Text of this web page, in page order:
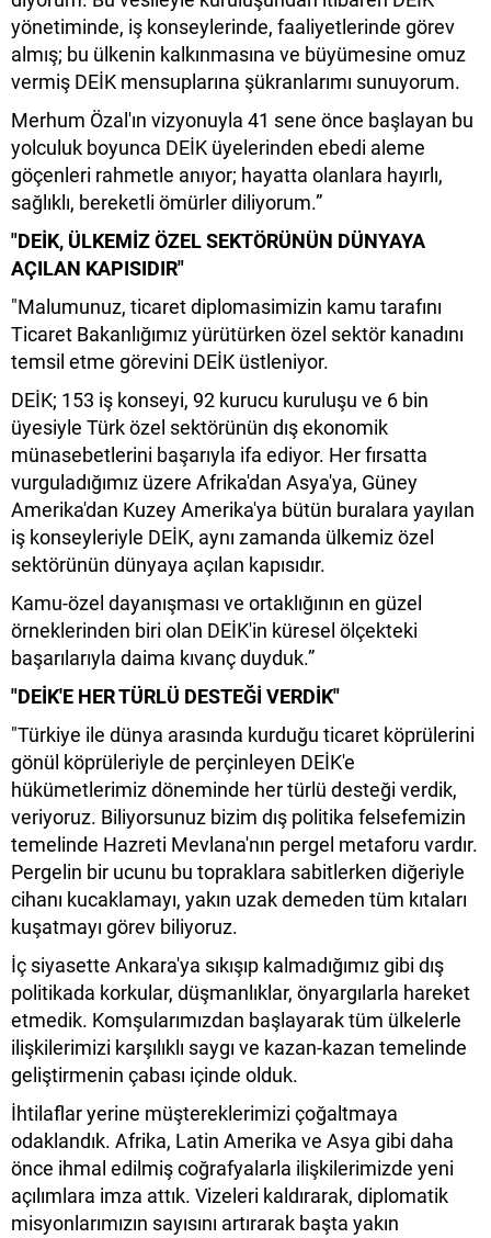
yönetiminde, iş konseylerinde, faaliyetlerinde görev
almış; bu ülkenin kalkınmasına ve büyümesine omuz
vermiş DEİK mensuplarına şükranlarımı sunuyorum.
Merhum Özal'ın vizyonuyla 41 sene önce başlayan bu
yolculuk boyunca DEİK üyelerinden ebedi aleme
göçenleri rahmetle anıyor; hayatta olanlara hayırlı,
sağlıklı, bereketli ömürler diliyorum.”
"DEİK, ÜLKEMİZ ÖZEL SEKTÖRÜNÜN DÜNYAYA
AÇILAN KAPISIDIR"
"Malumunuz, ticaret diplomasimizin kamu tarafını
Ticaret Bakanlığımız yürütürken özel sektör kanadını
temsil etme görevini DEİK üstleniyor.
DEİK; 153 iş konseyi, 92 kurucu kuruluşu ve 6 bin
üyesiyle Türk özel sektörünün dış ekonomik
münasebetlerini başarıyla ifa ediyor. Her fırsatta
vurguladığımız üzere Afrika'dan Asya'ya, Güney
Amerika'dan Kuzey Amerika'ya bütün buralara yayılan
iş konseyleriyle DEİK, aynı zamanda ülkemiz özel
sektörünün dünyaya açılan kapısıdır.
Kamu-özel dayanışması ve ortaklığının en güzel
örneklerinden biri olan DEİK'in küresel ölçekteki
başarılarıyla daima kıvanç duyduk.”
"DEİK'E HER TÜRLÜ DESTEĞİ VERDİK"
"Türkiye ile dünya arasında kurduğu ticaret köprülerini
gönül köprüleriyle de perçinleyen DEİK'e
hükümetlerimiz döneminde her türlü desteği verdik,
veriyoruz. Biliyorsunuz bizim dış politika felsefemizin
temelinde Hazreti Mevlana'nın pergel metaforu vardır.
Pergelin bir ucunu bu topraklara sabitlerken diğeriyle
cihanı kucaklamayı, yakın uzak demeden tüm kıtaları
kuşatmayı görev biliyoruz.
İç siyasette Ankara'ya sıkışıp kalmadığımız gibi dış
politikada korkular, düşmanlıklar, önyargılarla hareket
etmedik. Komşularımızdan başlayarak tüm ülkelerle
ilişkilerimizi karşılıklı saygı ve kazan-kazan temelinde
geliştirmenin çabası içinde olduk.
İhtilaflar yerine müştereklerimizi çoğaltmaya
odaklandık. Afrika, Latin Amerika ve Asya gibi daha
önce ihmal edilmiş coğrafyalarla ilişkilerimizde yeni
açılımlara imza attık. Vizeleri kaldırarak, diplomatik
misyonlarımızın sayısını artırarak başta yakın